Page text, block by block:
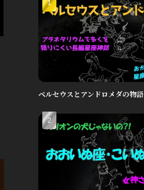
ペルセウスとアンドロメダの物語